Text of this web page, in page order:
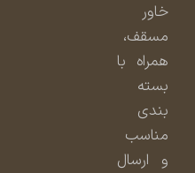
مسقف،
همراه با
بسته
بندی
مناسب
و ارسال